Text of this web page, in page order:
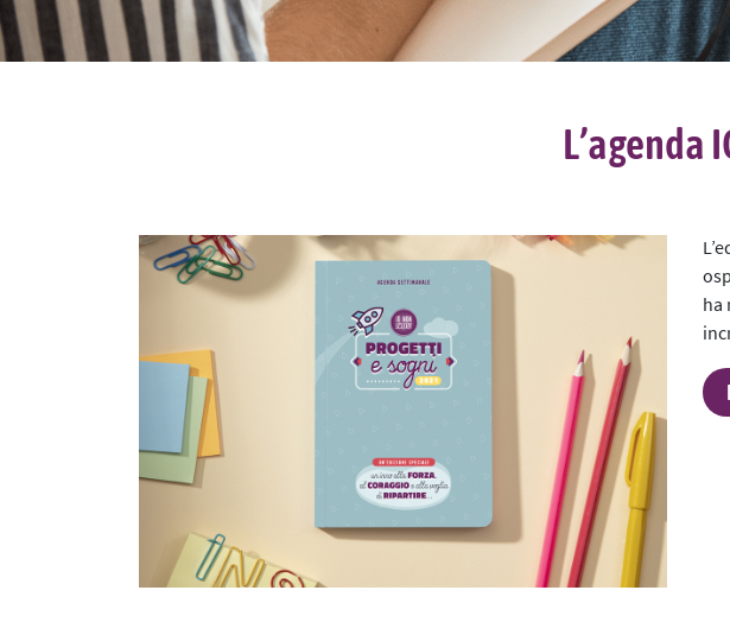
La Web
L'E-Book
La Mostra
L’Audio
L’evento
L'evento
L’iniziativa
L’iniziativa
Contatti
L’agenda
ha